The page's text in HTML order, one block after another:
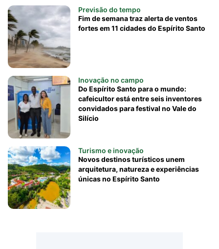
Previsão do tempo
Fim de semana traz alerta de ventos
fortes em 11 cidades do Espírito Santo
Inovação no campo
Do Espírito Santo para o mundo:
cafeicultor está entre seis inventores
convidados para festival no Vale do
Silício
Turismo e inovação
Novos destinos turísticos unem
arquitetura, natureza e experiências
únicas no Espírito Santo